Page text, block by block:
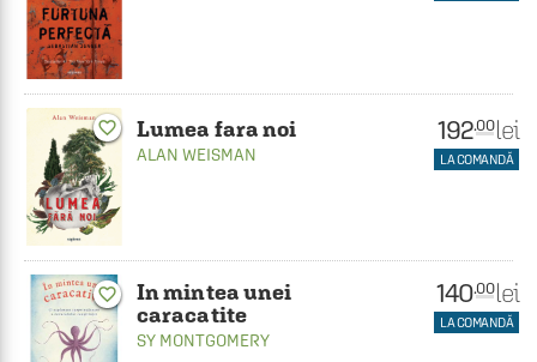
favorite_border Lumea fara noi
ALAN WEISMAN
192.00 lei
LA COMANDĂ
favorite_border
In mintea unei
caracatite
SY MONTGOMERY
140.00 lei
LA COMANDĂ